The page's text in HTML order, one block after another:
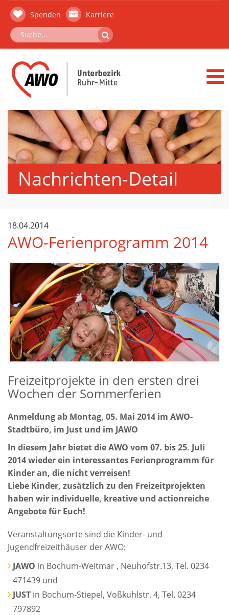
Spenden Karriere
Nachrichten-Detail
18.04.2014
AWO-Ferienprogramm 2014
Freizeitprojekte in den ersten drei
Wochen der Sommerferien
Anmeldung ab Montag, 05. Mai 2014 im AWO-
Stadtbüro, im Just und im JAWO
In diesem Jahr bietet die AWO vom 07. bis 25. Juli
2014 wieder ein interessantes Ferienprogramm für
Kinder an, die nicht verreisen!
Liebe Kinder, zusätzlich zu den Freizeitprojekten
haben wir individuelle, kreative und actionreiche
Angebote für Euch!
Veranstaltungsorte sind die Kinder- und
Jugendfreizeithäuser der AWO:
JAWO in Bochum-Weitmar , Neuhofstr.13, Tel. 0234
471439 und
JUST in Bochum-Stiepel, Voßkuhlstr. 4, Tel. 0234
797892